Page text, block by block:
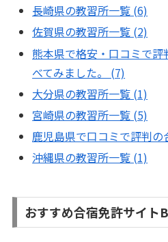
長崎県の教習所一覧 (6)
佐賀県の教習所一覧 (2)
熊本県で格安・口コミで
べてみました。 (7)
大分県の教習所一覧 (1)
宮崎県の教習所一覧 (5)
鹿児島県で口コミで評判
沖縄県の教習所一覧 (1)
おすすめ合宿免許サイト